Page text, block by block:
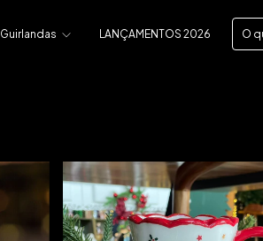
Guirlandas LANÇAMENTOS 2026